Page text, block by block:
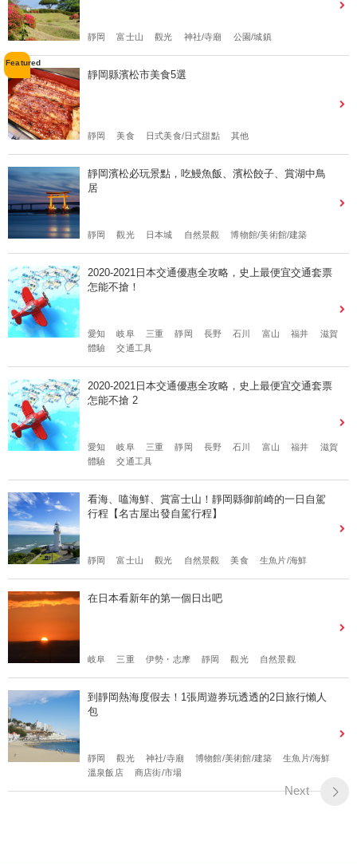
靜岡 富士山 觀光 神社/寺廟 公園/城鎮
靜岡縣濱松市美食5選
靜岡 美食 日式美食/日式甜點 其他
靜岡濱松必玩景點，吃鰻魚飯、濱松餃子、賞湖中鳥
居
靜岡 觀光 日本城 自然景觀 博物館/美術館/建築
2020-2021日本交通優惠全攻略，史上最便宜交通套票
怎能不搶！
愛知 岐阜 三重 靜岡 長野 石川 富山 福井
滋賀
體驗
交通工具
2020-2021日本交通優惠全攻略，史上最便宜交通套票
怎能不搶 2
愛知 岐阜 三重 靜岡 長野 石川 富山 福井
滋賀
體驗
交通工具
看海、嗑海鮮、賞富士山！靜岡縣御前崎的一日自駕
行程【名古屋出發自駕行程】
靜岡 富士山 觀光 自然景觀 美食 生魚片/海鮮
在日本看新年的第一個日出吧
岐阜 三重 伊勢・志摩 靜岡 觀光 自然景觀
到靜岡熱海度假去！1張周遊券玩透透的2日旅行懶人
包
靜岡 觀光 神社/寺廟 博物館/美術館/建築
生魚片/海鮮
溫泉飯店
商店街/市場
Next